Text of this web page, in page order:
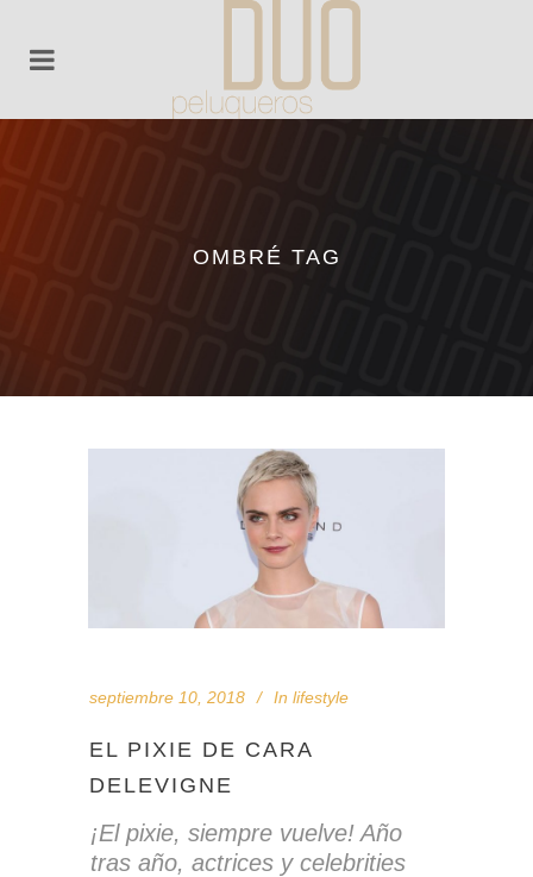
OMBRÉ TAG
septiembre 10, 2018 In lifestyle
EL PIXIE DE CARA
DELEVIGNE
¡El pixie, siempre vuelve! Año
tras año, actrices y celebrities